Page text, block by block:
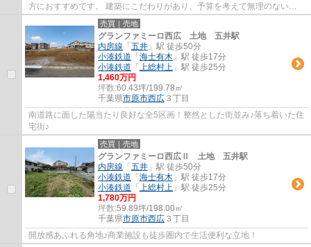
方におすすめです。 建築にこだわりがあり、予算を考えて無理のない組
み立てが可能な土地です。
売買｜売地
グランファミーロ西広 土地 五井駅
内房線 「 五井 」駅 徒歩50分
小湊鉄道 「 海士有木 」駅 徒歩17分
小湊鉄道 「 上総村上 」駅 徒歩25分
1,460万円
坪数:60.43坪/199.78㎡
千葉県市原市西広 ３丁目
南道路に面した陽当たり良好な全5区画！整然とした街並み♪落ち着いた住
宅街♪
売買｜売地
グランファミーロ西広Ⅱ 土地 五井駅
内房線 「 五井 」駅 徒歩50分
小湊鉄道 「 海士有木 」駅 徒歩17分
小湊鉄道 「 上総村上 」駅 徒歩25分
1,780万円
坪数:59.89坪/198.00㎡
千葉県市原市西広 ３丁目
開放感あふれる角地♪商業施設も徒歩圏内で生活便利な立地！